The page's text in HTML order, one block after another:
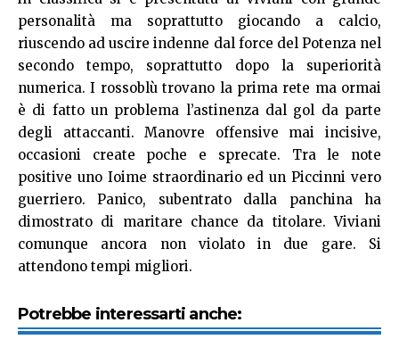
personalità ma soprattutto giocando a calcio,
riuscendo ad uscire indenne dal force del Potenza nel
secondo tempo, soprattutto dopo la superiorità
numerica. I rossoblù trovano la prima rete ma ormai
è di fatto un problema l’astinenza dal gol da parte
degli attaccanti. Manovre offensive mai incisive,
occasioni create poche e sprecate. Tra le note
positive uno Ioime straordinario ed un Piccinni vero
guerriero. Panico, subentrato dalla panchina ha
dimostrato di maritare chance da titolare. Viviani
comunque ancora non violato in due gare. Si
attendono tempi migliori.
Potrebbe interessarti anche: